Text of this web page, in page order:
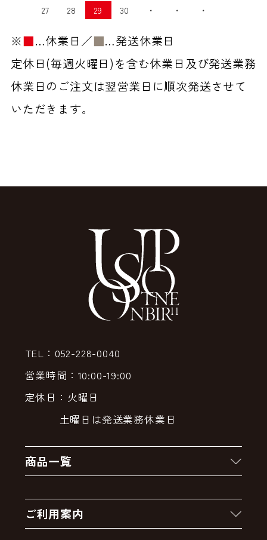
27
28 29 30 ・ ・ ・
※■…休業日／■…発送休業日
定休日(毎週火曜日)を含む休業日及び発送業務
休業日のご注文は翌営業日に順次発送させて
いただきます。
TEL：052-228-0040
営業時間：10:00-19:00
定休日：火曜日
土曜日は発送業務休業日
商品一覧
クーポン
ご利用案内